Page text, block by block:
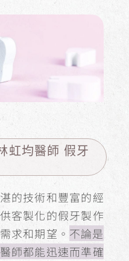
虹均醫師 假牙
的技術和豐富的經
客製化的假牙製作
求和期望。 不論是
師都能迅速而準確